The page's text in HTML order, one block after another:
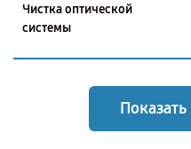
Чистка оптической
системы